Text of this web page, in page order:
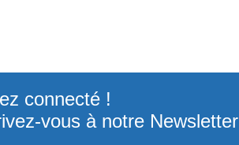
connecté !
vous à notre Newsletter